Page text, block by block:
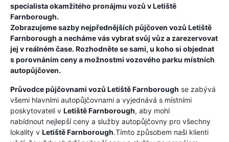
specialista okamžitého pronájmu vozů vLetiště
Farnborough.
Zobrazujeme sazby nejpřednějších půjčoven vozů Letiště
Farnborough a necháme vás vybrat svůj vůz a zarezervovat
jej v reálném čase. Rozhodněte se sami, u koho si objednat
s porovnáním ceny a možnostmi vozového parku místních
autopůjčoven.
Průvodce půjčovnami vozů Letiště Farnborough se zabývá
všemi hlavními autopůjčovnami a vyjednává s místními
poskytovateli v Letiště Farnborough, aby mohl
nabídnout nejlepší ceny a služby autopůjčovny pro všechny
lokality v Letiště Farnborough.Tímto způsobem naši klienti